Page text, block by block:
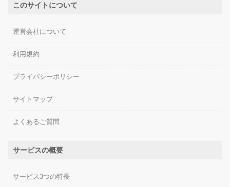
このサイトについて
運営会社について
利用規約
プライバシーポリシー
サイトマップ
よくあるご質問
サービスの概要
サービス3つの特長